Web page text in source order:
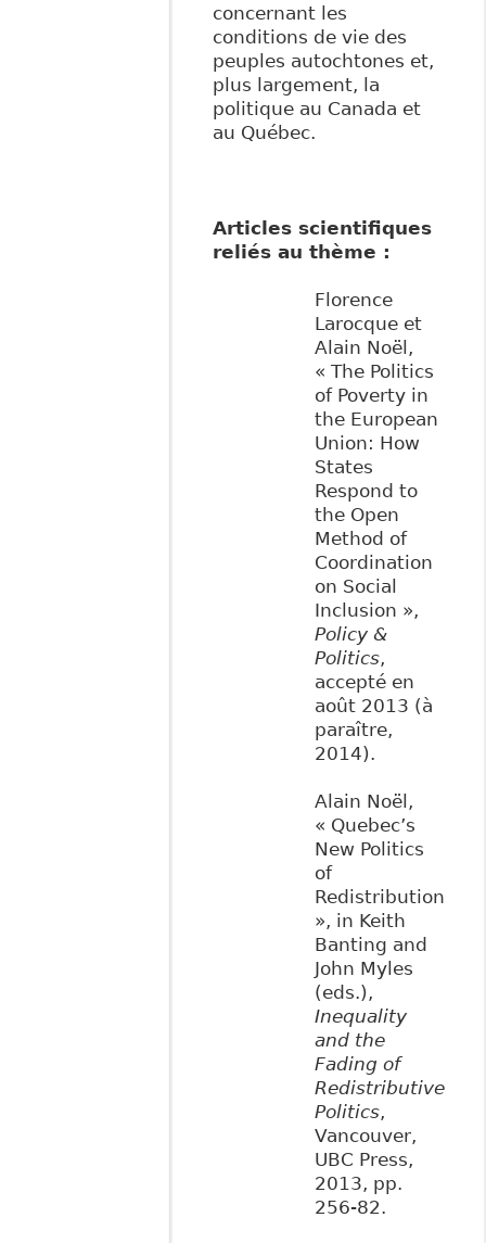
concernant les
conditions de vie des
peuples autochtones et,
plus largement, la
politique au Canada et
au Québec.
Articles scientifiques
reliés au thème :
Florence
Larocque et
Alain Noël,
« The Politics
of Poverty in
the European
Union: How
States
Respond to
the Open
Method of
Coordination
on Social
Inclusion »,
Policy &
Politics,
accepté en
août 2013 (à
paraître,
2014).
Alain Noël,
« Quebec’s
New Politics
of
Redistribution
», in Keith
Banting and
John Myles
(eds.),
Inequality
and the
Fading of
Redistributive
Politics,
Vancouver,
UBC Press,
2013, pp.
256-82.